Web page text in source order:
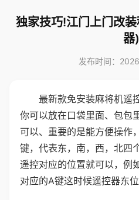
独家技巧!江门上门改
器)
发布时间：
最新款免安装麻将机遥
你可以放在口袋里面、包包
可以、重要的是能方便操作
键，代表东，南，西，北四
遥控对应的位置就可以，例
对应的A键这时候遥控器东